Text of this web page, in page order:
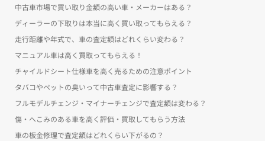
中古車市場で買い取り金額の高い車・メーカーはある？
ディーラーの下取りは本当に高く買い取ってもらえる？
走行距離や年式で、車の査定額はどれくらい変わる？
マニュアル車は高く買取ってもらえる！
チャイルドシート仕様車を高く売るための注意ポイント
タバコやペットの臭いって中古車査定に影響する？
フルモデルチェンジ・マイナーチェンジで査定額は変わる？
傷・へこみのある車を高く評価・買取してもらう方法
車の板金修理で査定額はどれくらい下がるの？